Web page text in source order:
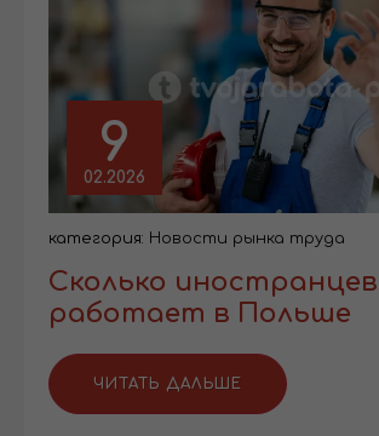
9
02.2026
категория: Новости рынка труда
Сколько иностранцев
работает в Польше
ЧИТАТЬ ДАЛЬШЕ